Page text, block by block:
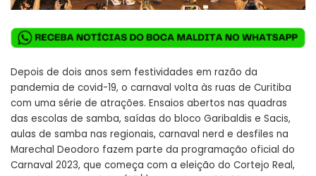
Depois de dois anos sem festividades em razão da
pandemia de covid-19, o carnaval volta às ruas de Curitiba
com uma série de atrações. Ensaios abertos nas quadras
das escolas de samba, saídas do bloco Garibaldis e Sacis,
aulas de samba nas regionais, carnaval nerd e desfiles na
Marechal Deodoro fazem parte da programação oficial do
Carnaval 2023, que começa com a eleição do Cortejo Real,